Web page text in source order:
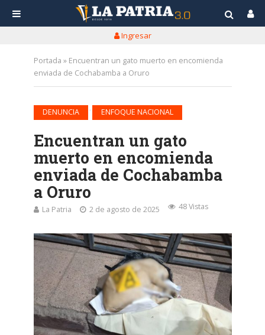
Ingresar
Portada » Encuentran un gato muerto en encomienda
enviada de Cochabamba a Oruro
DENUNCIA ENFOQUE NACIONAL
Encuentran un gato
muerto en encomienda
enviada de Cochabamba
a Oruro
La Patria 2 de agosto de 2025 48 Vistas